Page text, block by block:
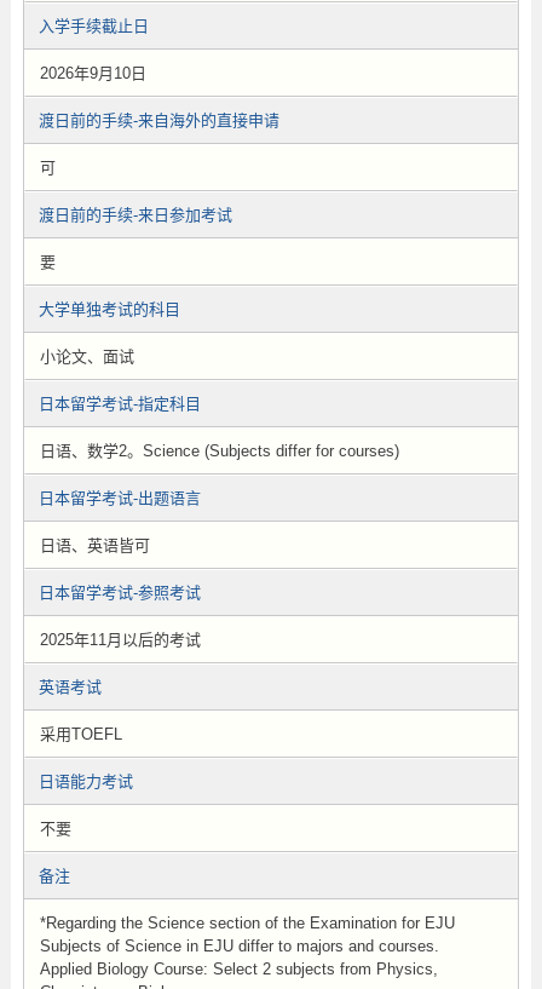
入学手续截止日
2026年9月10日
渡日前的手续-来自海外的直接申请
可
渡日前的手续-来日参加考试
要
大学单独考试的科目
小论文、面试
日本留学考试-指定科目
日语、数学2。Science (Subjects differ for courses)
日本留学考试-出题语言
日语、英语皆可
日本留学考试-参照考试
2025年11月以后的考试
英语考试
采用TOEFL
日语能力考试
不要
备注
*Regarding the Science section of the Examination for EJU
Subjects of Science in EJU differ to majors and courses.
Applied Biology Course: Select 2 subjects from Physics,